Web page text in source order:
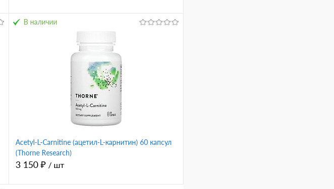
В корзину
Купить в 1 клик
Сравнение
Acetyl-L-Carnitine (ацетил-L-карнитин) 60 капсул
(Thorne Research)
3 150 ₽ / шт
В наличии